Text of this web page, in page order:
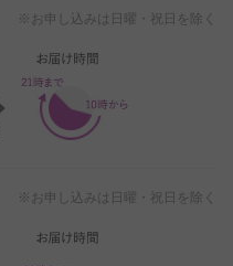
※お申し込みは日曜・祝日を除く
※お申し込みは日曜・祝日を除く